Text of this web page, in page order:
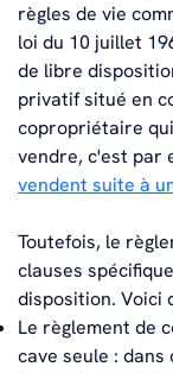
règles de vie
loi du 10 juillet
de libre
privatif situé en
copropriétaire
vendre, c'est par
vendent suite à
Toutefois, le
clauses
disposition. Voici
Le règlement de
cave seule : dans